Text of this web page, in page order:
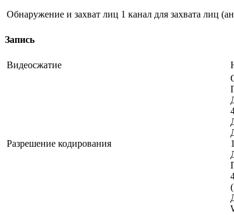
Обнаружение и захват лиц 1 канал для захвата лиц
Запись
Видеосжатие
Разрешение кодирования